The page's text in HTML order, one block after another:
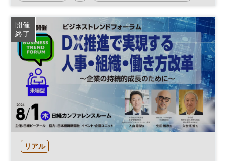
営業力 営業戦略 データ活用 働き方改革
営業支援 テクノロジー 生産性向上 営業改革
組織 営業 セールス DX 営業変革
開催
終了
リアル